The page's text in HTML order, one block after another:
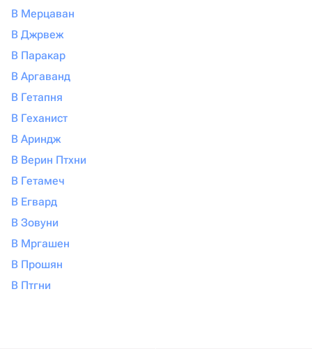
В Мерцаван
В Джрвеж
В Паракар
В Аргаванд
В Гетапня
В Геханист
В Ариндж
В Верин Птхни
В Гетамеч
В Егвард
В Зовуни
В Мргашен
В Прошян
В Птгни